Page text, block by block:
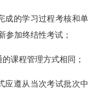
成的学习过程考核和单
参加终结性考试；
课程管理方式相同；
应遵从当次考试批次中